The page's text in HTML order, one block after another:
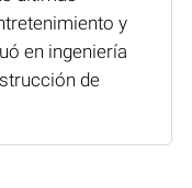
y
en ingeniería
de